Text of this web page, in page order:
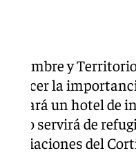
Hombre y
conocer la
creará un hotel de
servirá de
del